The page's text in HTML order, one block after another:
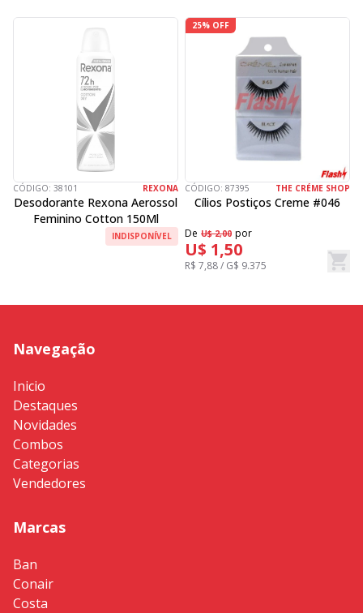
CÓDIGO: 38101 REXONA
Desodorante Rexona Aerossol
Feminino Cotton 150Ml
INDISPONÍVEL
25% OFF
CÓDIGO: 87395 THE CRÉME SHOP
Cílios Postiços Creme #046
De U$ 2,00 por
U$ 1,50
R$ 7,88 / G$ 9.375
Navegação
Inicio
Destaques
Novidades
Combos
Categorias
Vendedores
Marcas
Ban
Conair
Costa